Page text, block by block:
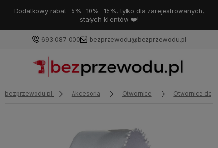
Dodatkowy rabat -5% -10% -15%, tylko dla zarejestrowanych,
stałych klientów ❤️!
693 087 000 bezprzewodu@bezprzewodu.pl
bezprzewodu.pl Akcesoria Otwornice Otwornice do